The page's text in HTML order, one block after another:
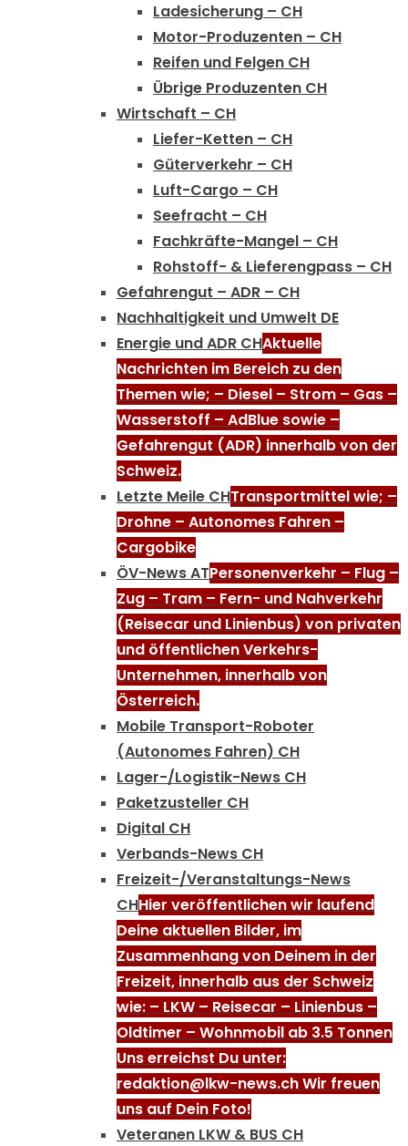
Ladesicherung – CH
Motor-Produzenten – CH
Reifen und Felgen CH
Übrige Produzenten CH
Wirtschaft – CH
Liefer-Ketten – CH
Güterverkehr – CH
Luft-Cargo – CH
Seefracht – CH
Fachkräfte-Mangel – CH
Rohstoff- & Lieferengpass – CH
Gefahrengut – ADR – CH
Nachhaltigkeit und Umwelt DE
Energie und ADR CHAktuelle
Nachrichten im Bereich zu den
Themen wie; – Diesel – Strom – Gas –
Wasserstoff – AdBlue sowie –
Gefahrengut (ADR) innerhalb von der
Schweiz.
Letzte Meile CHTransportmittel wie; –
Drohne – Autonomes Fahren –
Cargobike
ÖV-News ATPersonenverkehr – Flug –
Zug – Tram – Fern- und Nahverkehr
(Reisecar und Linienbus) von privaten
und öffentlichen Verkehrs-
Unternehmen, innerhalb von
Österreich.
Mobile Transport-Roboter
(Autonomes Fahren) CH
Lager-/Logistik-News CH
Paketzusteller CH
Digital CH
Verbands-News CH
Freizeit-/Veranstaltungs-News
CHHier veröffentlichen wir laufend
Deine aktuellen Bilder, im
Zusammenhang von Deinem in der
Freizeit, innerhalb aus der Schweiz
wie: – LKW – Reisecar – Linienbus –
Oldtimer – Wohnmobil ab 3.5 Tonnen
Uns erreichst Du unter:
redaktion@lkw-news.ch Wir freuen
uns auf Dein Foto!
Veteranen LKW & BUS CH